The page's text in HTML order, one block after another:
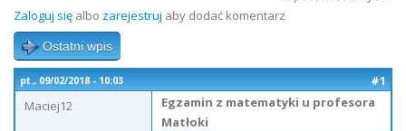
Zaloguj się albo zarejestruj aby dodać komentarz
Ostatni wpis
pt., 09/02/2018 - 10:03
#1
Maciej12
Egzamin z matematyki u profesora
Matłoki